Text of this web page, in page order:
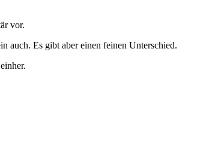
vor.
auch. Es gibt aber einen feinen Unterschied.